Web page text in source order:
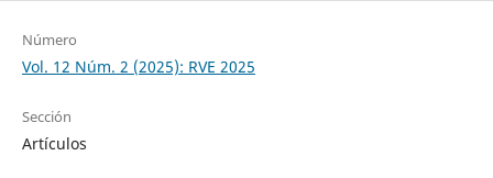
Número
Vol. 12 Núm. 2 (2025): RVE 2025
Sección
Artículos